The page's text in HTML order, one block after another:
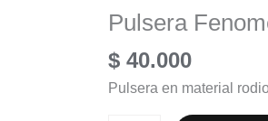
Pulsera
$ 40.000
Pulsera en material